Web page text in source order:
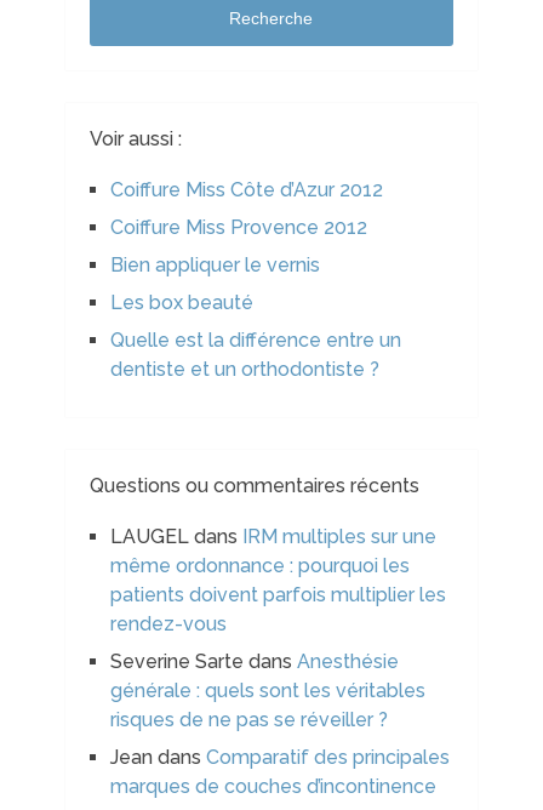
Recherche
Voir aussi :
Coiffure Miss Côte d’Azur 2012
Coiffure Miss Provence 2012
Bien appliquer le vernis
Les box beauté
Quelle est la différence entre un
dentiste et un orthodontiste ?
Questions ou commentaires récents
LAUGELdans IRM multiples sur une
même ordonnance : pourquoi les
patients doivent parfois multiplier les
rendez-vous
Severine Sarte dans Anesthésie
générale : quels sont les véritables
risques de ne pas se réveiller ?
Jeandans Comparatif des principales
marques de couches d’incontinence